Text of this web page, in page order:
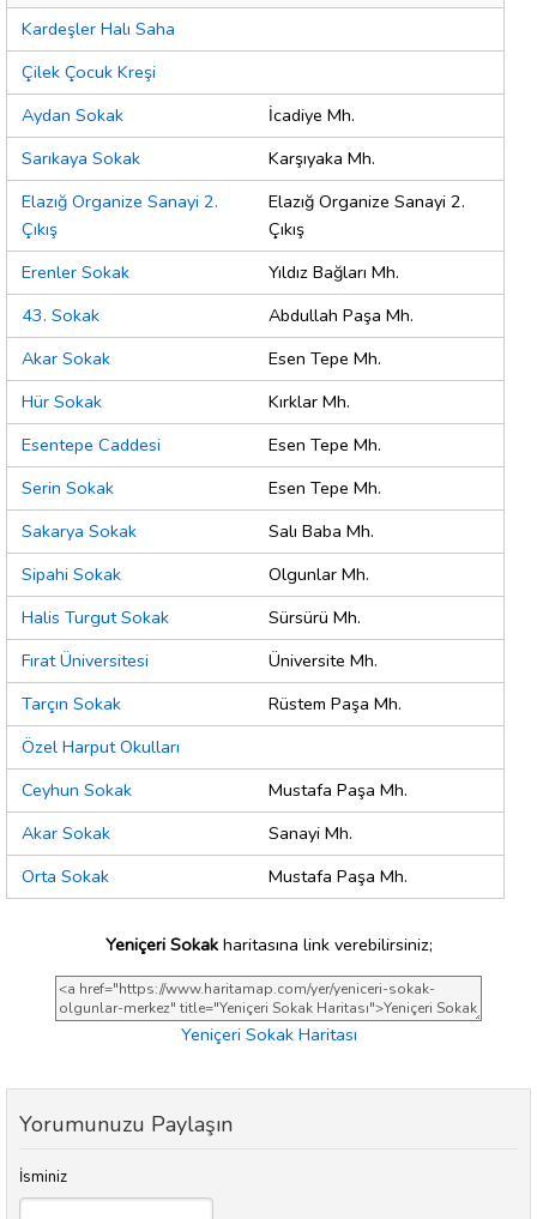
Kardeşler Halı Saha
Çilek Çocuk Kreşi
Aydan Sokak
İcadiye Mh.
Sarıkaya Sokak
Karşıyaka Mh.
Elazığ Organize Sanayi 2.
Çıkış
Elazığ Organize Sanayi 2.
Çıkış
Erenler Sokak
Yıldız Bağları Mh.
43. Sokak
Abdullah Paşa Mh.
Akar Sokak
Esen Tepe Mh.
Hür Sokak
Kırklar Mh.
Esentepe Caddesi
Esen Tepe Mh.
Serin Sokak
Esen Tepe Mh.
Sakarya Sokak
Salı Baba Mh.
Sipahi Sokak
Olgunlar Mh.
Halis Turgut Sokak
Sürsürü Mh.
Fırat Üniversitesi
Üniversite Mh.
Tarçın Sokak
Rüstem Paşa Mh.
Özel Harput Okulları
Ceyhun Sokak
Mustafa Paşa Mh.
Akar Sokak
Sanayi Mh.
Orta Sokak
Mustafa Paşa Mh.
Yeniçeri Sokakharitasına link verebilirsiniz;
Yeniçeri Sokak Haritası
Yorumunuzu Paylaşın
İsminiz